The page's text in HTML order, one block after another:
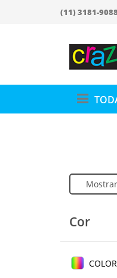
(11) 3181-
Cor